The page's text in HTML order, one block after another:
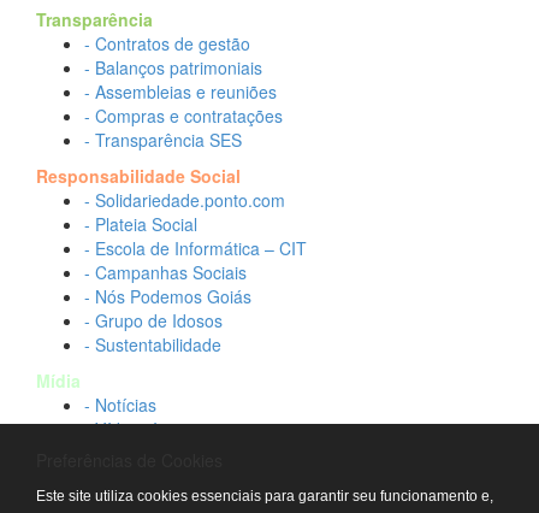
Transparência
- Contratos de gestão
- Balanços patrimoniais
- Assembleias e reuniões
- Compras e contratações
- Transparência SES
Responsabilidade Social
- Solidariedade.ponto.com
- Plateia Social
- Escola de Informática – CIT
- Campanhas Sociais
- Nós Podemos Goiás
- Grupo de Idosos
- Sustentabilidade
Mídia
- Notícias
- Vídeos Institucionais
Contato
Este site utiliza cookies essenciais para garantir seu funcionamento e,